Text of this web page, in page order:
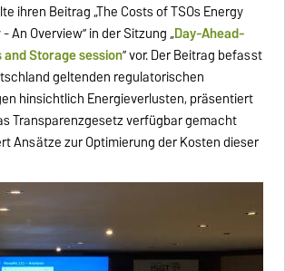
ihren Beitrag „The Costs of TSOs Energy
An Overview” in der Sitzung „Day-Ahead-
Storage session” vor. Der Beitrag befasst
geltenden regulatorischen
hinsichtlich Energieverlusten, präsentiert
Transparenzgesetz verfügbar gemacht
Ansätze zur Optimierung der Kosten dieser